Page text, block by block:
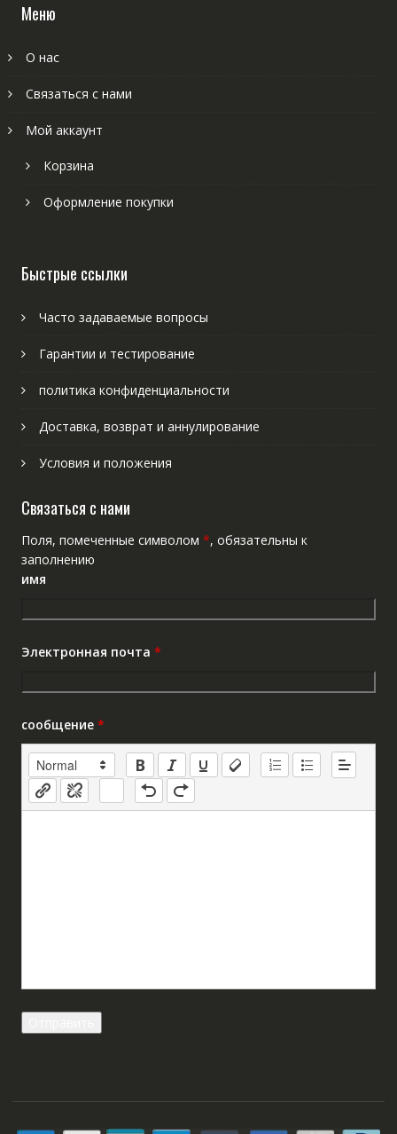
Меню
О нас
Связаться с нами
Мой аккаунт
Корзина
Оформление покупки
Быстрые ссылки
Часто задаваемые вопросы
Гарантии и тестирование
политика конфиденциальности
Доставка, возврат и аннулирование
Условия и положения
Связаться с нами
Поля, помеченные символом *, обязательны к
заполнению
имя
Электронная почта *
сообщение *